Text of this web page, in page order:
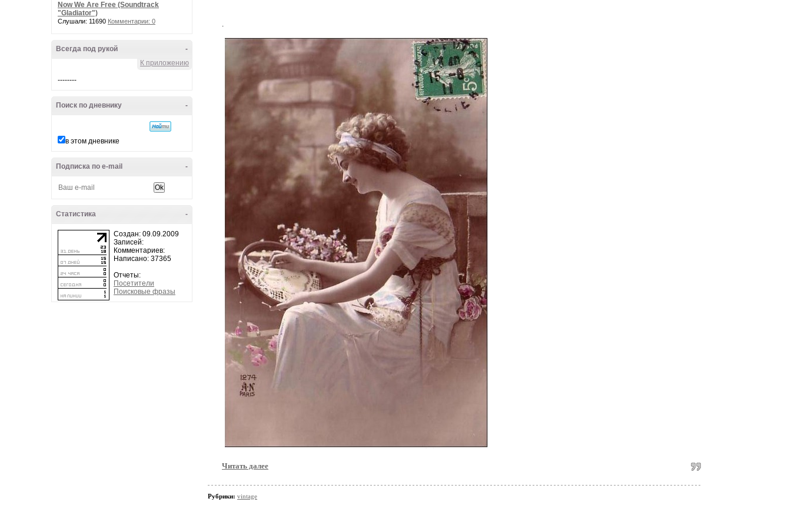
Now We Are Free (Soundtrack
"Gladiator")
Слушали: 11690 Комментарии: 0
-
Всегда под рукой
К приложению
--------
-
Поиск по дневнику
в этом дневнике
-
Подписка по e-mail
-
Статистика
Создан: 09.09.2009
Записей:
Комментариев:
Написано: 37365
Отчеты:
Посетители
Поисковые фразы
.
Читать далее
Рубрики: vintage